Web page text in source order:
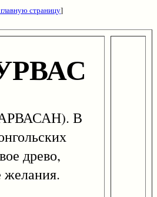
страницу]
В
древо,